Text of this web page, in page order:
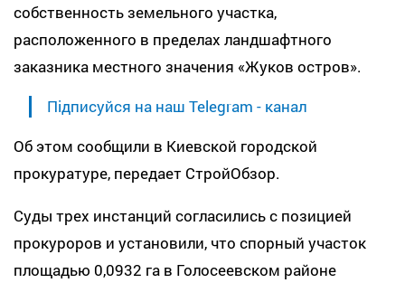
собственность земельного участка,
расположенного в пределах ландшафтного
заказника местного значения «Жуков остров».
Підписуйся на наш Telegram - канал
Об этом сообщили в Киевской городской
прокуратуре, передает СтройОбзор.
Суды трех инстанций согласились с позицией
прокуроров и установили, что спорный участок
площадью 0,0932 га в Голосеевском районе